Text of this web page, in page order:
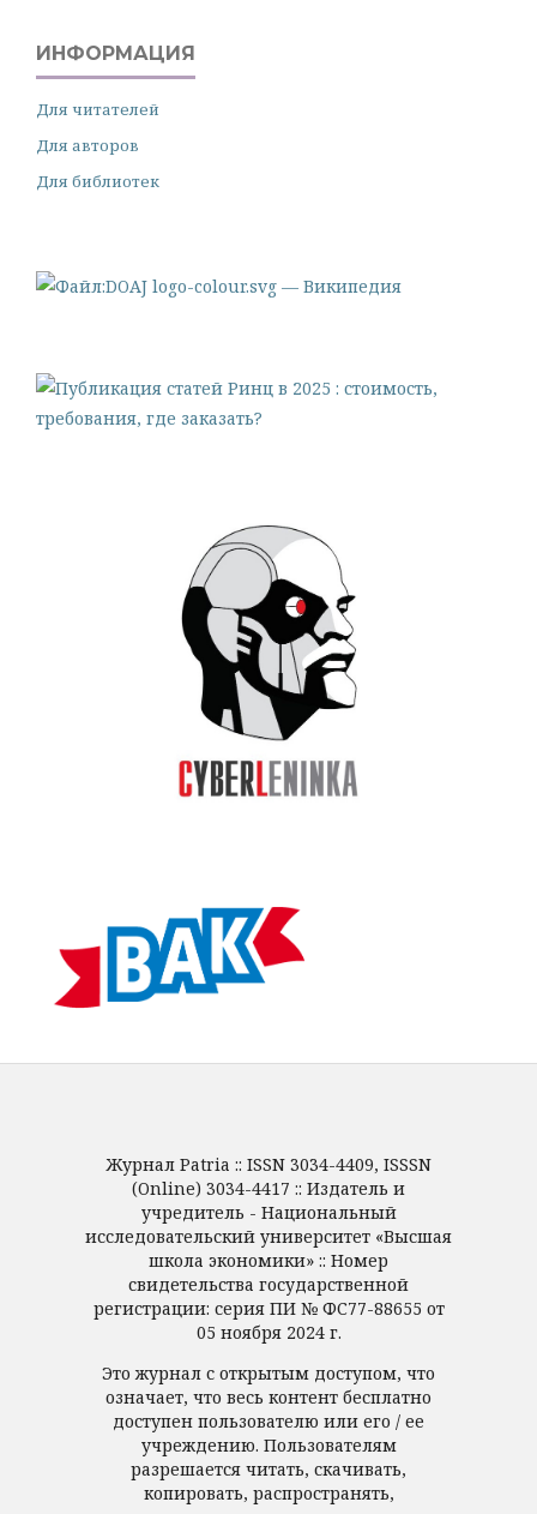
ИНФОРМАЦИЯ
Для читателей
Для авторов
Для библиотек
Журнал Patria :: ISSN 3034-4409, ISSSN
(Online) 3034-4417 :: Издатель и
учредитель - Национальный
исследовательский университет «Высшая
школа экономики» :: Номер
свидетельства государственной
регистрации: серия ПИ № ФС77-88655 от
05 ноября 2024 г.
Это журнал с открытым доступом, что
означает, что весь контент бесплатно
доступен пользователю или его / ее
учреждению. Пользователям
разрешается читать, скачивать,
копировать, распространять,